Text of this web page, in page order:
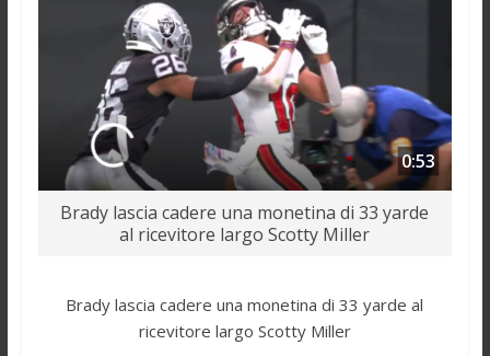
0:53
Brady lascia cadere una monetina di 33 yarde
al ricevitore largo Scotty Miller
Brady lascia cadere una monetina di 33 yarde al
ricevitore largo Scotty Miller